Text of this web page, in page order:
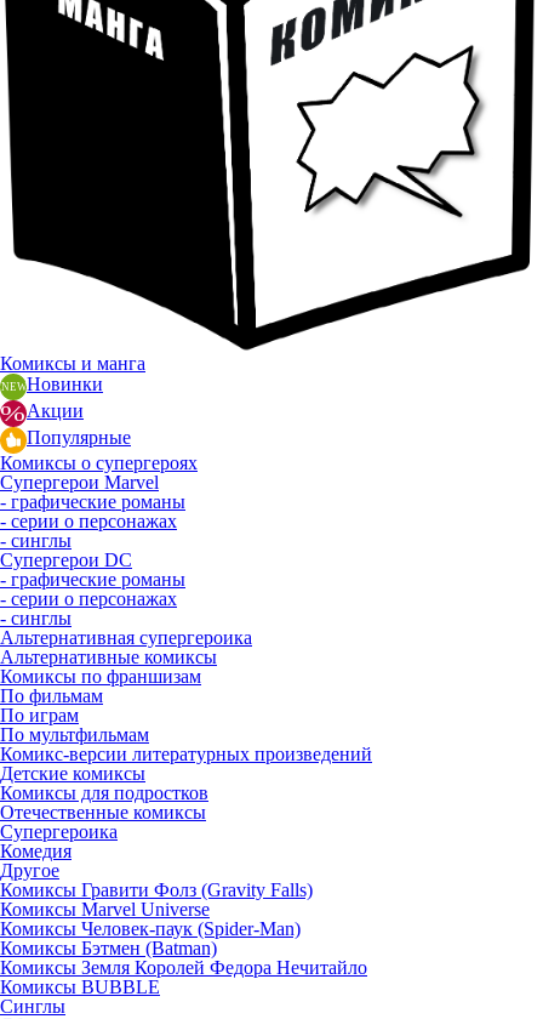
Комиксы и манга
Новинки
Акции
Популярные
Комиксы о супергероях
Супергерои Marvel
- графические романы
- серии о персонажах
- синглы
Супергерои DC
- графические романы
- серии о персонажах
- синглы
Альтернативная супергероика
Альтернативные комиксы
Комиксы по франшизам
По фильмам
По играм
По мультфильмам
Комикс-версии литературных произведений
Детские комиксы
Комиксы для подростков
Отечественные комиксы
Супергероика
Комедия
Другое
Комиксы Гравити Фолз (Gravity Falls)
Комиксы Marvel Universe
Комиксы Человек-паук (Spider-Man)
Комиксы Бэтмен (Batman)
Комиксы Земля Королей Федора Нечитайло
Комиксы BUBBLE
Синглы